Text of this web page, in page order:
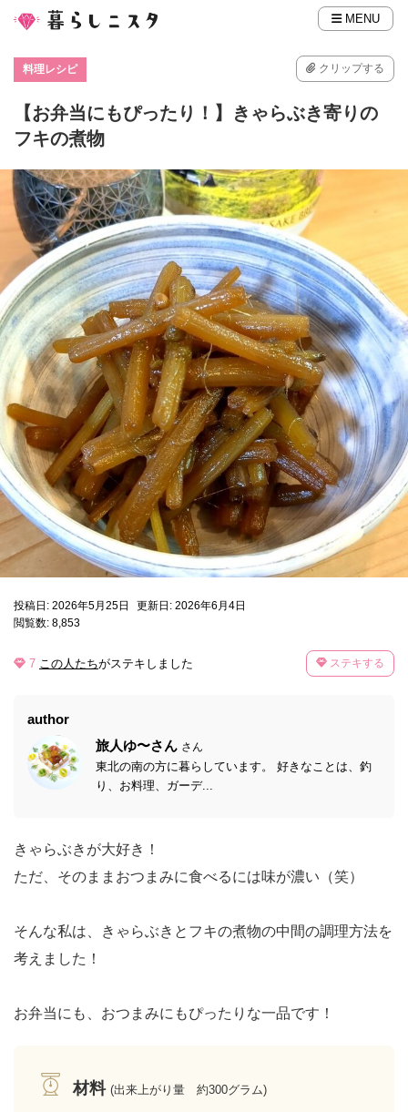
MENU
料理レシピ クリップする
【お弁当にもぴったり！】きゃらぶき寄りの
フキの煮物
投稿日: 2026年5月25日
更新日: 2026年6月4日
閲覧数: 8,853
7 この人たちがステキしました ステキする
author
旅人ゆ〜さん さん
東北の南の方に暮らしています。 好きなことは、釣
り、お料理、ガーデ...
きゃらぶきが大好き！
ただ、そのままおつまみに食べるには味が濃い（笑）
そんな私は、きゃらぶきとフキの煮物の中間の調理方法を
考えました！
お弁当にも、おつまみにもぴったりな一品です！
材料 (出来上がり量 約300グラム)